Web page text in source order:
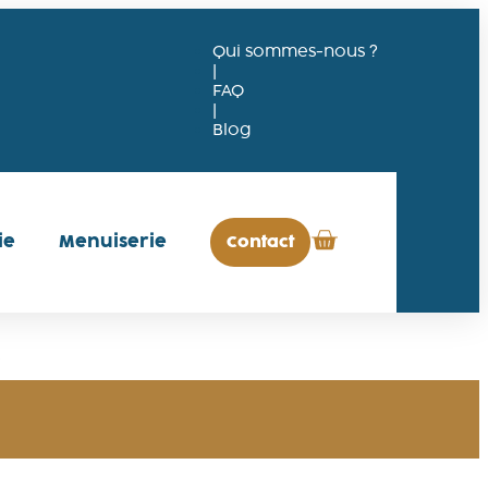
Qui sommes-nous ?
|
FAQ
|
Blog
Menuiserie Contact